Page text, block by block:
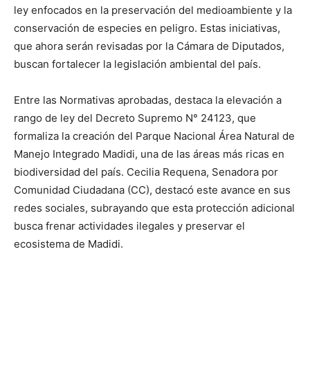
ley enfocados en la preservación del medioambiente y la
conservación de especies en peligro. Estas iniciativas,
que ahora serán revisadas por la Cámara de Diputados,
buscan fortalecer la legislación ambiental del país.
Entre las Normativas aprobadas, destaca la elevación a
rango de ley del Decreto Supremo N° 24123, que
formaliza la creación del Parque Nacional Área Natural de
Manejo Integrado Madidi, una de las áreas más ricas en
biodiversidad del país. Cecilia Requena, Senadora por
Comunidad Ciudadana (CC), destacó este avance en sus
redes sociales, subrayando que esta protección adicional
busca frenar actividades ilegales y preservar el
ecosistema de Madidi.